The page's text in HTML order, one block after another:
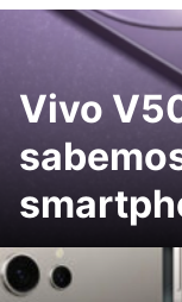
Vivo